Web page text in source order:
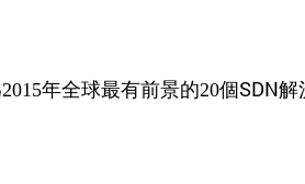
年全球最有前景的20個SDN